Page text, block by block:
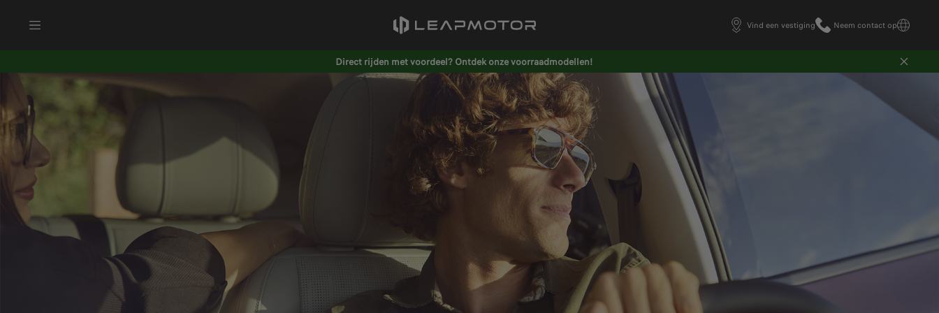
Vind een vestiging Neem contact op
Direct rijden met voordeel? Ontdek onze voorraadmodellen!